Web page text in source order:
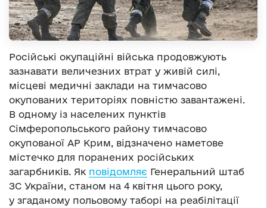
Російські окупаційні війська продовжують
зазнавати величезних втрат у живій силі,
місцеві медичні заклади на тимчасово
окупованих територіях повністю завантажені.
В одному із населених пунктів
Сімферопольського району тимчасово
окупованої АР Крим, відзначено наметове
містечко для поранених російських
загарбників. Як повідомляє Генеральний штаб
ЗС України, станом на 4 квітня цього року,
у згаданому польовому таборі на реабілітації